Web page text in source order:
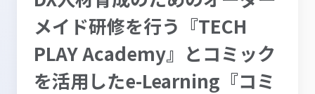
メイド研修を行う『TECH
PLAY Academy』とコミック
を活用したe-Learning『コミ